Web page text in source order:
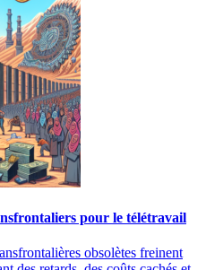
pour le télétravail
obsolètes freinent